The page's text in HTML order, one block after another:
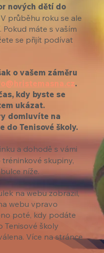
nových dětí do
průběhu roku se ale
máte s vaším
se přijít podívat
o vašem záměru
.
kdy byste se
ukázat.
domluvíte na
do Tenisové školy.
a dohodě s vámi
skupiny,
níže.
na webu zobrazil,
webu vpravo
poté, kdy podáte
Tenisové školy
Více na stránce